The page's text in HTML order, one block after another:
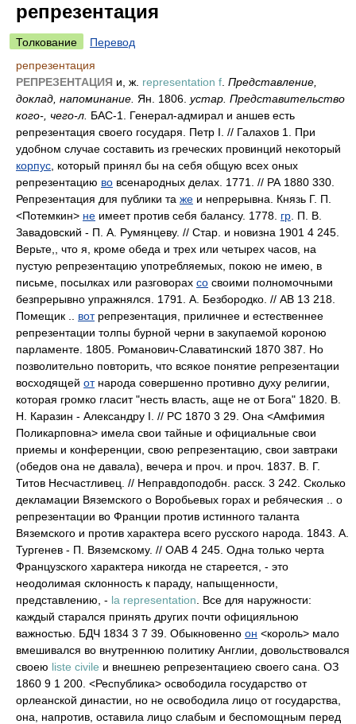
репрезентация
Толкование
Перевод
репрезентация
РЕПРЕЗЕНТАЦИЯ и, ж. representation f Представление,
доклад, напоминание. Ян. 1806. устар. Представительство
кого-, чего-л. БАС-1. Генерал-адмирал и аншев есть
репрезентация своего государя. Петр I. // Галахов 1. При
удобном случае составить из греческих провинций некоторый
корпус , который принял бы на себя общую всех оных
репрезентацию во всенародных делах. 1771. // РА 1880 330.
Репрезентация для публики та же и непрерывна. Князь Г. П.
<Потемкин> не имеет против себя балансу. 1778. гр . П. В.
Завадовский - П. А. Румянцеву. // Стар. и новизна 1901 4 245.
Верьте,, что я, кроме обеда и трех или четырех часов, на
пустую репрезентацию употребляемых, покою не имею, в
письме, посылках или разговорах со своими полномочными
безпрерывно упражнялся. 1791. А. Безбородко. // АВ 13 218.
Помещик .. вотрепрезентация, приличнее и естественнее
репрезентации толпы бурной черни в закупаемой короною
парламенте. 1805. Романович-Славатинский 1870 387. Но
позволительно повторить, что всякое понятие репрезентации
восходящей отнарода совершенно противно духу религии,
которая громко гласит "несть власть, аще не от Бога" 1820. В.
Н. Каразин - Александру I. // РС 1870 3 29. Она <Амфимия
Поликарповна> имела свои тайные и официальные свои
приемы и конференции, свою репрезентацию, свои завтраки
(обедов она не давала), вечера и проч. и проч. 1837. В. Г.
Титов Несчастливец. // Неправдоподобн. расск. 3 242. Сколько
декламации Вяземского о Воробьевых горах и ребяческия .. о
репрезентации во Франции против истинного таланта
Вяземского и против характера всего русского народа. 1843. А.
Тургенев - П. Вяземскому. // ОАВ 4 245. Одна только черта
Французского характера никогда не стареется, - это
неодолимая склонность к параду, напыщенности,
представлению, - la representation . Все для наружности:
каждый старался принять других почти официяльною
важностью. БДЧ 1834 3 7 39. Обыкновенно он <король> мало
вмешивался во внутреннюю политику Англии, довольствовался
своею liste civile и внешнею репрезентациею своего сана. ОЗ
1860 9 1 200. <Республика> освободила государство от
орлеанской династии, но не освободила лицо от государства,
она, напротив, оставила лицо слабым и беспомощным перед